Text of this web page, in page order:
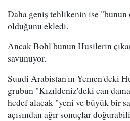
Daha geniş tehlikenin ise
olduğunu ekledi.
Ancak Bohl bunun Husilerin
savunuyor.
Suudi Arabistan'ın Yemen'deki
grubun "Kızıldeniz'deki can
hedef alacak "yeni ve büyük bir
açısından ağır sonuçlar